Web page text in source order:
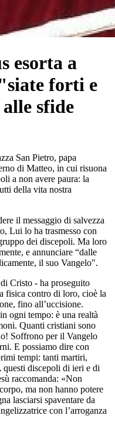
esorta a
forti e
sfide
San Pietro, papa
di Matteo, in cui risuona
a non avere paura: la
della vita nostra
il messaggio di salvezza
Lui lo ha trasmesso con
dei discepoli. Ma loro
e annunciare “dalle
il suo Vangelo".
Cristo - ha proseguito
fisica contro di loro, cioè la
fino all’uccisione.
ogni tempo: è una realtà
Quanti cristiani sono
Soffrono per il Vangelo
E possiamo dire con
tempi: tanti martiri,
questi discepoli di ieri e di
raccomanda: «Non
ma non hanno potere
lasciarsi spaventare da
con l’arroganza